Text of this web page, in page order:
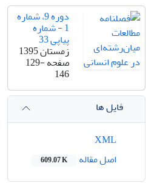
دوره 9، شماره
1 - شماره
پیاپی 33
زمستان 1395
صفحه129-
146
فایل ها
اصل مقاله
609.07 K